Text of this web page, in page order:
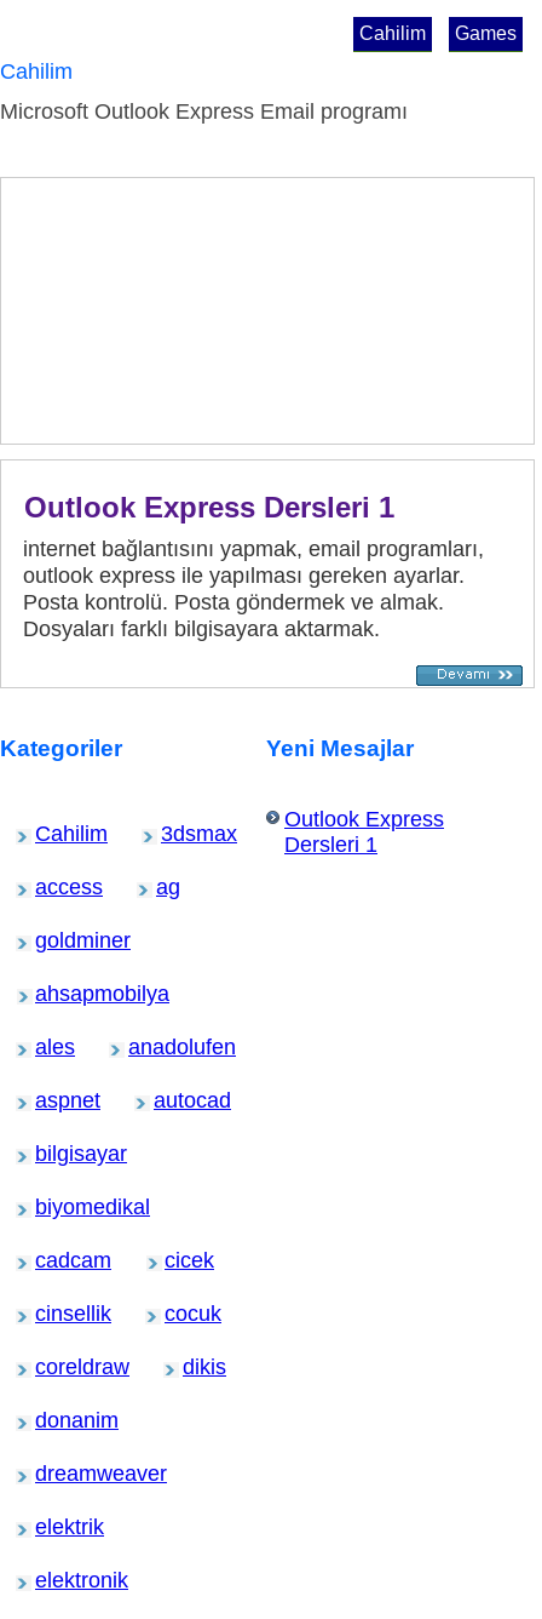
Games
Cahilim
Cahilim
Microsoft Outlook Express Email programı
Outlook Express Dersleri 1
internet bağlantısını yapmak, email programları,
outlook express ile yapılması gereken ayarlar.
Posta kontrolü. Posta göndermek ve almak.
Dosyaları farklı bilgisayara aktarmak.
Kategoriler
Cahilim 3dsmax
access ag
goldminer
ahsapmobilya
ales anadolufen
aspnet autocad
bilgisayar
biyomedikal
cadcam cicek
cinsellik cocuk
coreldraw dikis
donanim
dreamweaver
elektrik
elektronik
Yeni Mesajlar
Outlook Express
Dersleri 1